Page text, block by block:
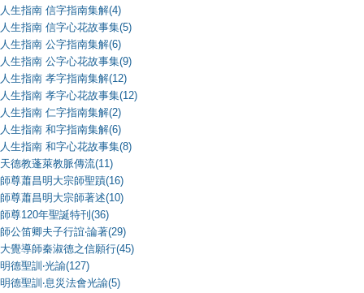
人生指南 信字指南集解(4)
人生指南 信字心花故事集(5)
人生指南 公字指南集解(6)
人生指南 公字心花故事集(9)
人生指南 孝字指南集解(12)
人生指南 孝字心花故事集(12)
人生指南 仁字指南集解(2)
人生指南 和字指南集解(6)
人生指南 和字心花故事集(8)
天德教蓬萊教脈傳流(11)
師尊蕭昌明大宗師聖蹟(16)
師尊蕭昌明大宗師著述(10)
師尊120年聖誕特刊(36)
師公笛卿夫子行誼‧論著(29)
大覺導師秦淑德之信願行(45)
明德聖訓‧光諭(127)
明德聖訓‧息災法會光諭(5)